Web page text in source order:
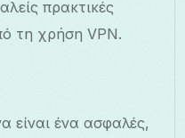
πρακτικές
τη χρήση VPN.
είναι ένα ασφαλές,